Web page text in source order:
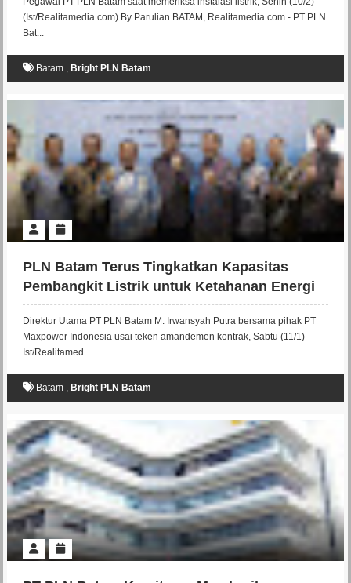
(Ist/Realitamedia.com) By Parulian BATAM, Realitamedia.com - PT PLN
Bat...
Batam, Bright PLN Batam
PLN Batam Terus Tingkatkan Kapasitas
Pembangkit Listrik untuk Ketahanan Energi
Batam
Direktur Utama PT PLN Batam M. Irwansyah Putra bersama pihak PT
Maxpower Indonesia usai teken amandemen kontrak, Sabtu (11/1)
Ist/Realitamed...
Batam, Bright PLN Batam